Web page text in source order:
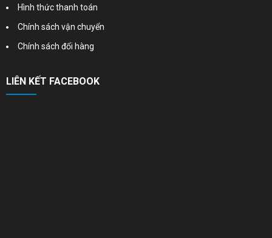
Hình thức thanh toán
Chính sách vận chuyển
Chính sách đổi hàng
LIÊN KẾT FACEBOOK